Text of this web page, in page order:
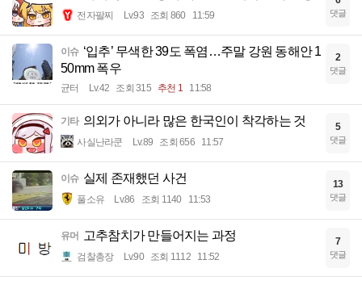
전자팔찌 Lv.93 조회 860 11:59 댓글
이슈 ‘입추’ 무색한 39도 폭염…주말 강원 동해안 1
50mm 폭우
균터 Lv.42 조회 315 추천 1 11:58
2
댓글
기타 의외가 아니라 많은 한국인이 착각하는 것
사실난라쿤 Lv.89 조회 656 11:57
5
댓글
이슈 실제 존재했던 사건
풀소유 Lv.86 조회 1140 11:53
13
댓글
유머 고추참치가 만들어지는 과정
검찰총장 Lv.90 조회 1112 11:52
7
댓글